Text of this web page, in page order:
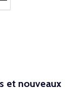
et nouveaux